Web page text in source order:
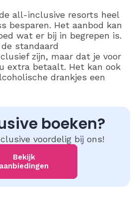
all-inclusive resorts heel
besparen. Het aanbod kan
wat er bij in begrepen is.
standaard
zijn, maar dat je voor
extra betaalt. Het kan ook
drankjes een
boeken?
voordelig bij ons!
Bekijk
aanbiedingen